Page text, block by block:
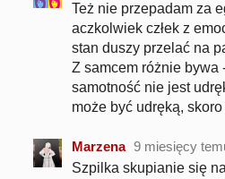
Też nie przepadam za
aczkolwiek człek z
stan duszy przelać na
Z samcem różnie bywa
samotność nie jest
może być udręką,
Marzena 9 miesięcy
Szpilka skupianie się